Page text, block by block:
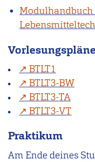
Vorlesungspläne
BTLT1
BTLT3-BW
BTLT3-TA
BTLT3-VT
Praktikum
Am Ende deines